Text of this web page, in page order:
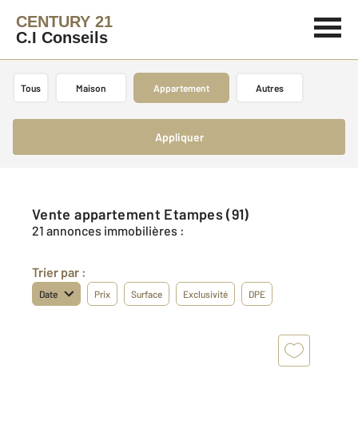
CENTURY 21
C.I Conseils
Tous Maison Appartement Autres
Appliquer
Vente appartement Etampes (91)
21 annonces immobilières :
Trier par :
Date Prix Surface Exclusivité DPE